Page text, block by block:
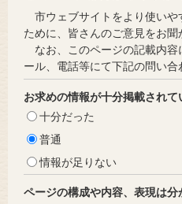
市ウェブサイトをより使いや
ために、皆さんのご意見をお聞
なお、このページの記載内容
ール、電話等にて下記の問い合
お求めの情報が十分掲載されて
十分だった
普通
情報が足りない
ページの構成や内容、表現は分